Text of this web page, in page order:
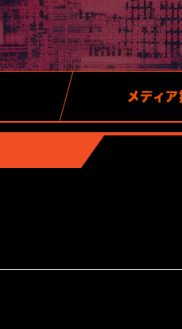
メディア